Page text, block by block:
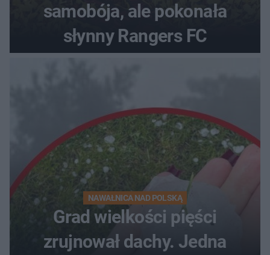
samobója, ale pokonała
słynny Rangers FC
NAWAŁNICA NAD POLSKĄ
Grad wielkości pięści
zrujnował dachy. Jedna